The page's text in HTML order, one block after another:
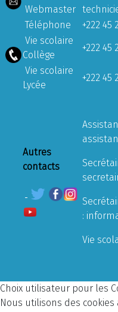
Webmaster
Téléphone
+222 45
Vie scolaire
Collège
+222 45
Vie scolaire
Lycée
+222 45
Autres
contacts
:
Vie
Choix utilisateur pour les
Nous utilisons des